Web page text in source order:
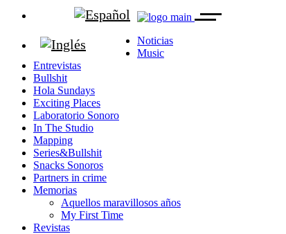
Noticias
Music
Entrevistas
Bullshit
Hola Sundays
Exciting Places
Laboratorio Sonoro
In The Studio
Mapping
Series&Bullshit
Snacks Sonoros
Partners in crime
Memorias
Aquellos maravillosos años
My First Time
Revistas